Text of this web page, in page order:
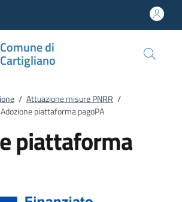
Comune di
Cartigliano
/ Attuazione misure PNRR /
Adozione piattaforma pagoPA
piattaforma